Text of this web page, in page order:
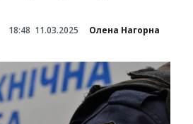
18:48 11.03.2025 Олена Нагорна